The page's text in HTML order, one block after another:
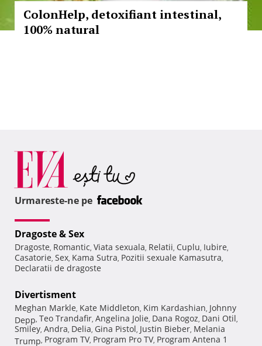
ColonHelp, detoxifiant intestinal,
100% natural
Urmareste-ne pe
Dragoste & Sex
Dragoste, Romantic, Viata sexuala, Relatii, Cuplu, Iubire,
Casatorie, Sex, Kama Sutra, Pozitii sexuale Kamasutra,
Declaratii de dragoste
Divertisment
Meghan Markle, Kate Middleton, Kim Kardashian, Johnny
Depp, Teo Trandafir, Angelina Jolie, Dana Rogoz, Dani Otil,
Smiley, Andra, Delia, Gina Pistol, Justin Bieber, Melania
Trump, Program TV, Program Pro TV, Program Antena 1